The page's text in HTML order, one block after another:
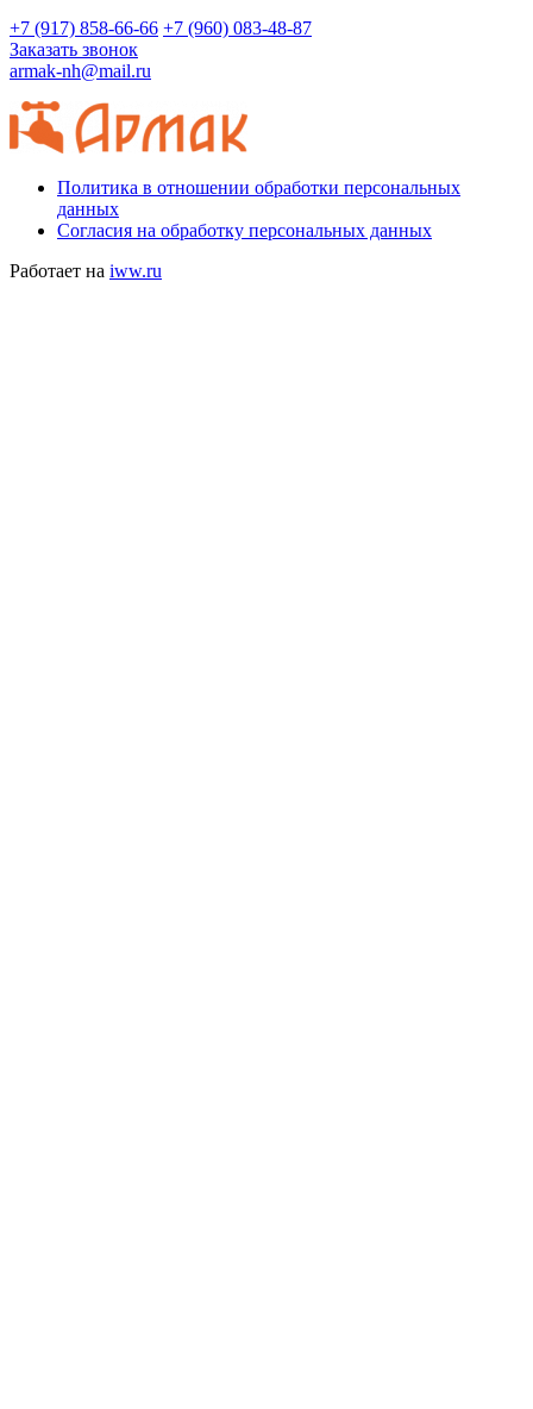
+7 (917) 858-66-66 +7 (960) 083-48-87
Заказать звонок
armak-nh@mail.ru
Политика в отношении обработки персональных
данных
Согласия на обработку персональных данных
Работает на iww.ru